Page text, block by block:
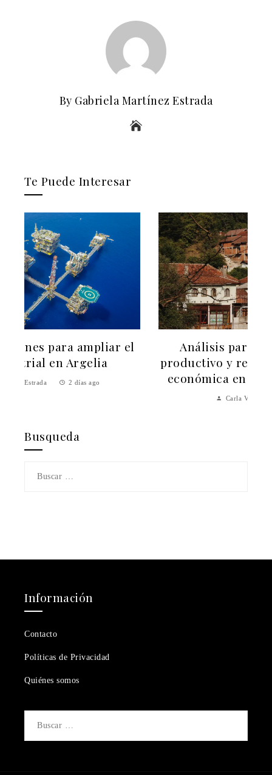
By Gabriela Martínez Estrada
Te Puede Interesar
Análisis para mejorar el empleo
productivo y reducir la fragmentación
económica en Bosnia y Herzegovina
Busqueda
Información
Contacto
Políticas de Privacidad
Quiénes somos